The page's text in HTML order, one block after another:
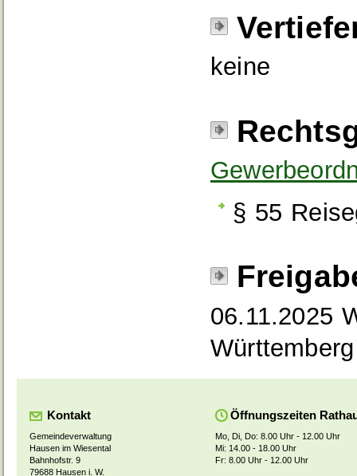
keine
§ 55
06.11.2025
Württemberg
Kontakt
Gemeindeverwaltung
Hausen im Wiesental
Bahnhofstr. 9
79688 Hausen i. W.
Öffnungszeiten
Mo, Di, Do: 8.00 Uhr - 12.00 Uhr
Mi: 14.00 - 18.00 Uhr
Fr: 8.00 Uhr - 12.00 Uhr